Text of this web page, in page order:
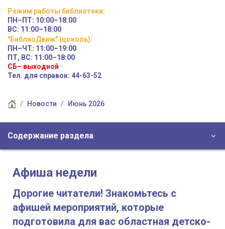
Режим работы библиотеки:
ПН–ПТ: 10:00–18:00
ВС: 11:00–18:00
"БиблиоДвиж" (цоколь):
ПН–ЧТ: 11:00–19:00
ПТ, ВС: 11:00–18:00
СБ– выходной
Тел. для справок: 44-63-52
Новости Июнь 2026
Содержание раздела
Афиша недели
Дорогие читатели! Знакомьтесь с
афишей мероприятий, которые
подготовила для вас областная детско-